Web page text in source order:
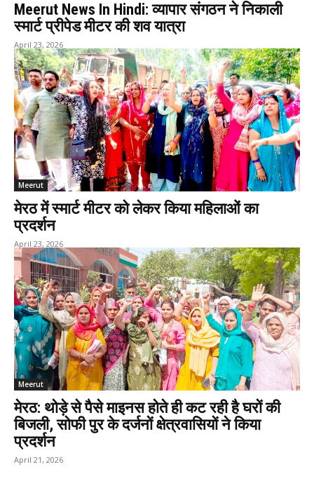
Meerut News In Hindi: व्यापार संगठन ने निकाली
स्मार्ट प्रीपेड मीटर की शव यात्रा
April 23, 2026
Meerut
मेरठ में स्मार्ट मीटर को लेकर किया महिलाओं का
प्रदर्शन
April 23, 2026
Meerut
मेरठ: थोड़े से पैसे माइनस होते ही कट रही है घरों की
बिजली, सोफी पुर के दर्जनों क्षेत्रवासियों ने किया
प्रदर्शन
April 21, 2026